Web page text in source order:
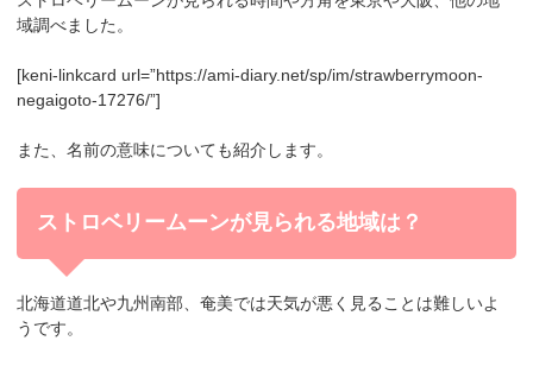
域調べました。
[keni-linkcard url=”https://ami-diary.net/sp/im/strawberrymoon-
negaigoto-17276/”]
また、名前の意味についても紹介します。
ストロベリームーンが見られる地域は？
北海道道北や九州南部、奄美では天気が悪く見ることは難しいよ
うです。